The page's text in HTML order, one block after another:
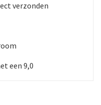
verzonden
een 9,0